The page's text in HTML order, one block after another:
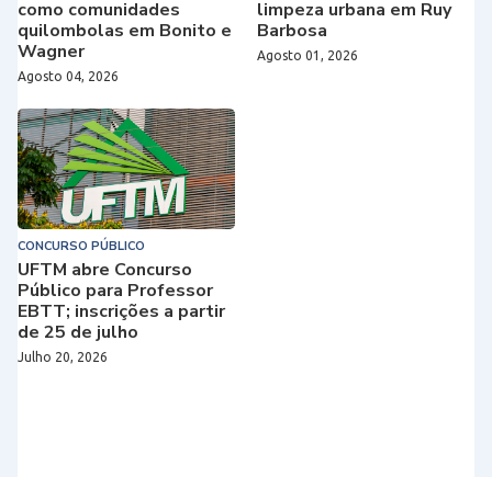
como comunidades
quilombolas em Bonito e
Wagner
Agosto 04, 2026
limpeza urbana em Ruy
Barbosa
Agosto 01, 2026
CONCURSO PÚBLICO
UFTM abre Concurso
Público para Professor
EBTT; inscrições a partir
de 25 de julho
Julho 20, 2026